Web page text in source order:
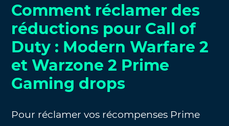
Comment réclamer des
réductions pour Call of
Duty : Modern Warfare 2
et Warzone 2 Prime
Gaming drops
Pour réclamer vos récompenses Prime